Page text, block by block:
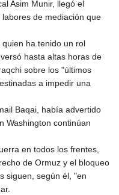
Asim Munir, llegó el
de mediación que
ha tenido un rol
hasta altas horas de
sobre los "últimos
a impedir una
Baqai, había advertido
Washington continúan
en todos los frentes,
de Ormuz y el bloqueo
siguen, según él, "en